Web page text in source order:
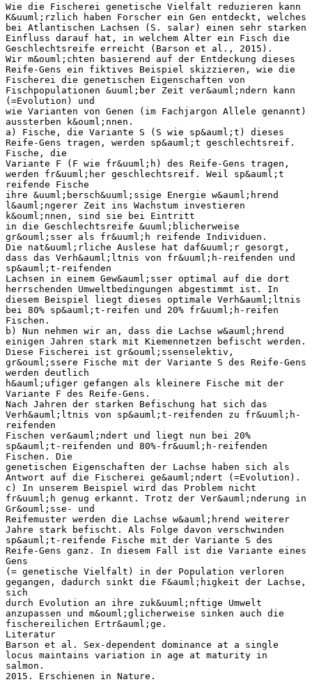
Wie die Fischerei genetische Vielfalt reduzieren kann
K&uuml;rzlich haben Forscher ein Gen entdeckt, welches
bei Atlantischen Lachsen (S. salar) einen sehr starken
Einfluss darauf hat, in welchem Alter ein Fisch die
Geschlechtsreife erreicht (Barson et al., 2015).
Wir m&ouml;chten basierend auf der Entdeckung dieses
Reife-Gens ein fiktives Beispiel skizzieren, wie die
Fischerei die genetischen Eigenschaften von
Fischpopulationen &uuml;ber Zeit ver&auml;ndern kann
(=Evolution) und
wie Varianten von Genen (im Fachjargon Allele genannt)
aussterben k&ouml;nnen.
a) Fische, die Variante S (S wie sp&auml;t) dieses
Reife-Gens tragen, werden sp&auml;t geschlechtsreif.
Fische, die
Variante F (F wie fr&uuml;h) des Reife-Gens tragen,
werden fr&uuml;her geschlechtsreif. Weil sp&auml;t
reifende Fische
ihre &uuml;bersch&uuml;ssige Energie w&auml;hrend
l&auml;ngerer Zeit ins Wachstum investieren
k&ouml;nnen, sind sie bei Eintritt
in die Geschlechtsreife &uuml;blicherweise
gr&ouml;sser als fr&uuml;h reifende Individuen.
Die nat&uuml;rliche Auslese hat daf&uuml;r gesorgt,
dass das Verh&auml;ltnis von fr&uuml;h-reifenden und
sp&auml;t-reifenden
Lachsen in einem Gew&auml;sser optimal auf die dort
herrschenden Umweltbedingungen abgestimmt ist. In
diesem Beispiel liegt dieses optimale Verh&auml;ltnis
bei 80% sp&auml;t-reifen und 20% fr&uuml;h-reifen
Fischen.
b) Nun nehmen wir an, dass die Lachse w&auml;hrend
einigen Jahren stark mit Kiemennetzen befischt werden.
Diese Fischerei ist gr&ouml;ssenselektiv,
gr&ouml;ssere Fische mit der Variante S des Reife-Gens
werden deutlich
h&auml;ufiger gefangen als kleinere Fische mit der
Variante F des Reife-Gens.
Nach Jahren der starken Befischung hat sich das
Verh&auml;ltnis von sp&auml;t-reifenden zu fr&uuml;h-
reifenden
Fischen ver&auml;ndert und liegt nun bei 20%
sp&auml;t-reifenden und 80%-fr&uuml;h-reifenden
Fischen. Die
genetischen Eigenschaften der Lachse haben sich als
Antwort auf die Fischerei ge&auml;ndert (=Evolution).
c) In unserem Beispiel wird das Problem nicht
fr&uuml;h genug erkannt. Trotz der Ver&auml;nderung in
Gr&ouml;sse- und
Reifemuster werden die Lachse w&auml;hrend weiterer
Jahre stark befischt. Als Folge davon verschwinden
sp&auml;t-reifende Fische mit der Variante S des
Reife-Gens ganz. In diesem Fall ist die Variante eines
Gens
(= genetische Vielfalt) in der Population verloren
gegangen, dadurch sinkt die F&auml;higkeit der Lachse,
sich
durch Evolution an ihre zuk&uuml;nftige Umwelt
anzupassen und m&ouml;glicherweise sinken auch die
fischereilichen Ertr&auml;ge.
Literatur
Barson et al. Sex-dependent dominance at a single
locus maintains variation in age at maturity in
salmon.
2015. Erschienen in Nature.